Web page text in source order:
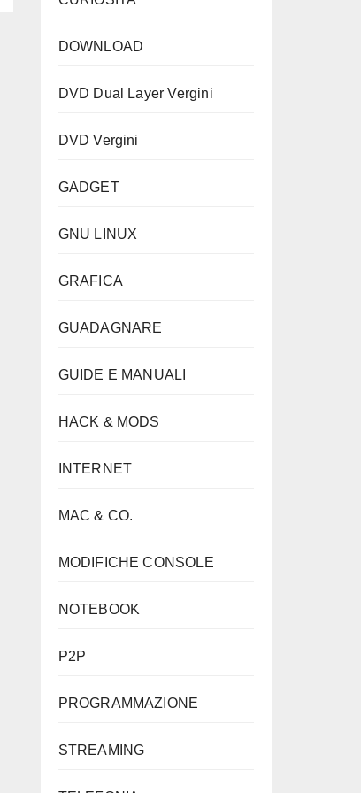
DOWNLOAD
DVD Dual Layer Vergini
DVD Vergini
GADGET
GNU LINUX
GRAFICA
GUADAGNARE
GUIDE E MANUALI
HACK & MODS
INTERNET
MAC & CO.
MODIFICHE CONSOLE
NOTEBOOK
P2P
PROGRAMMAZIONE
STREAMING